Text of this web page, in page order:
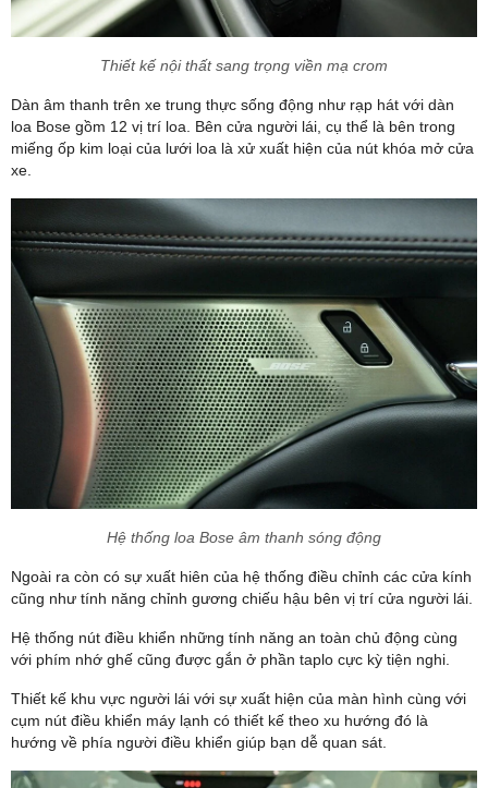
Thiết kế nội thất sang trọng viền mạ crom
Dàn âm thanh trên xe trung thực sống động như rạp hát với dàn
loa Bose gồm 12 vị trí loa. Bên cửa người lái, cụ thể là bên trong
miếng ốp kim loại của lưới loa là xử xuất hiện của nút khóa mở cửa
xe.
Hệ thống loa Bose âm thanh sóng động
Ngoài ra còn có sự xuất hiên của hệ thống điều chỉnh các cửa kính
cũng như tính năng chỉnh gương chiếu hậu bên vị trí cửa người lái.
Hệ thống nút điều khiển những tính năng an toàn chủ động cùng
với phím nhớ ghế cũng được gắn ở phần taplo cực kỳ tiện nghi.
Thiết kế khu vực người lái với sự xuất hiện của màn hình cùng với
cụm nút điều khiển máy lạnh có thiết kế theo xu hướng đó là
hướng về phía người điều khiển giúp bạn dễ quan sát.